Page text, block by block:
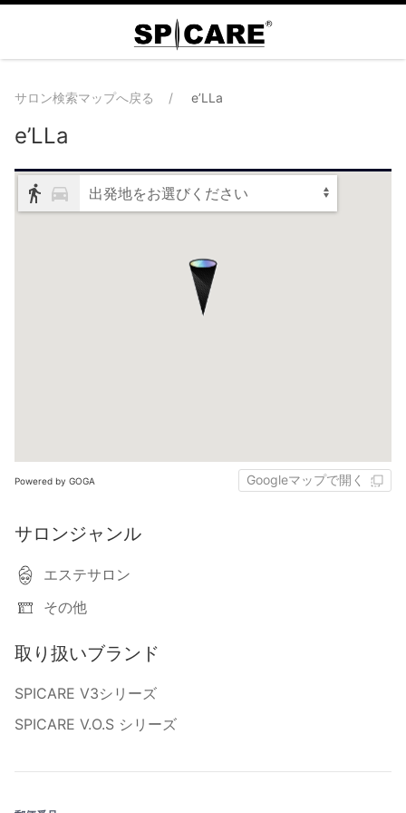
サロン検索マップへ戻る e’LLa
e’LLa
出発地をお選びください
Powered by GOGA Googleマップで開く
サロンジャンル
エステサロン
その他
取り扱いブランド
SPICARE V3シリーズ
SPICARE V.O.S シリーズ